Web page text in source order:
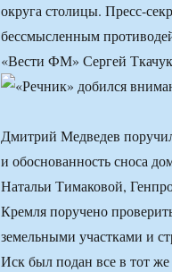
округа столицы. Пресс-
бессмысленным
«Вести ФМ» Сергей
Дмитрий Медведев
и обоснованность сноса
Натальи Тимаковой,
Кремля поручено
земельными участками и
Иск был подан все в тот